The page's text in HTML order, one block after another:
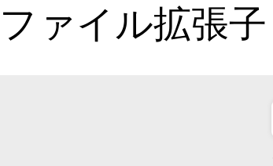
ファイル拡張子